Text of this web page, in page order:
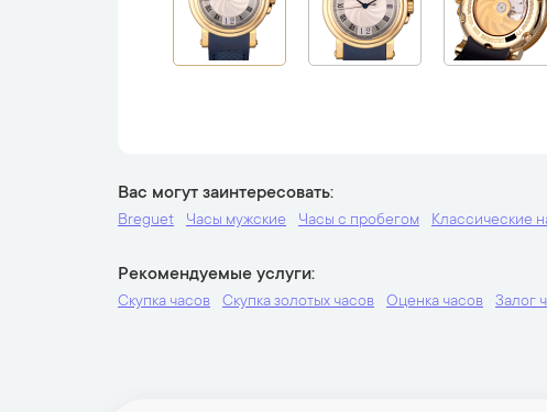
Вас могут заинтересовать
Breguet Часы мужские Часы с пробегом Классические
Рекомендуемые услуги
Скупка часов Скупка золотых часов Оценка часов Залог